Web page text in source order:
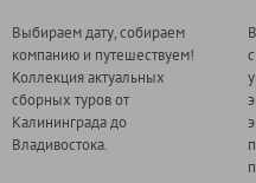
Выбираем дату, собираем
компанию и путешествуем!
Коллекция актуальных
сборных туров от
Калининграда до
Владивостока.